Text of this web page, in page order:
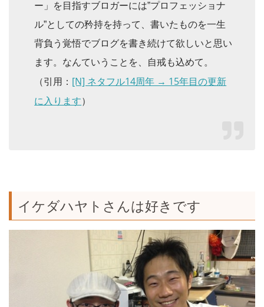
ー」を目指すブロガーには”プロフェッショナ
ル”としての矜持を持って、書いたものを一生
背負う覚悟でブログを書き続けて欲しいと思い
ます。なんていうことを、自戒も込めて。
（引用： [N] ネタフル14周年 → 15年目の更新
に入ります）
イケダハヤトさんは好きです